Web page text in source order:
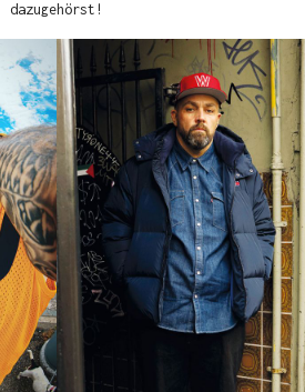
dazugehörst!